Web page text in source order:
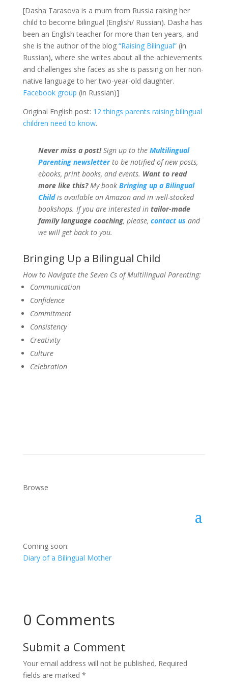
[Dasha Tarasova is a mum from Russia raising her
child to become bilingual (English/ Russian). Dasha has
been an English teacher for more than ten years, and
she is the author of the blog “Raising Bilingual”(in
Russian), where she writes about all the achievements
and challenges she faces as she is passing on her non-
native language to her two-year-old daughter.
Facebook group (in Russian)]
Original English post: 12 things parents raising bilingual
children need to know.
Never miss a post! Sign up to the Multilingual
Parenting newsletterto be notified of new posts,
ebooks, print books, and events. Want to read
more like this? My book Bringing up a Bilingual
Child is available on Amazon and in well-stocked
bookshops. If you are interested in tailor-made
family language coaching, please, contact us and
we will get back to you.
Bringing Up a Bilingual Child
How to Navigate the Seven Cs of Multilingual Parenting:
Communication
Confidence
Commitment
Consistency
Creativity
Culture
Celebration
Browse
Coming soon:
Diary of a Bilingual Mother
0 Comments
Submit a Comment
Your email address will not be published. Required
fields are marked *